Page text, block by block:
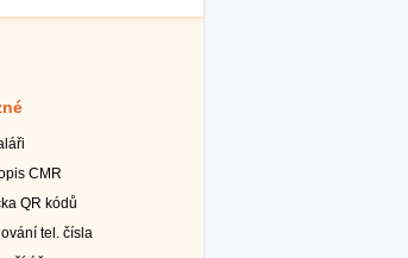
CMR
QR kódů
tel. čísla